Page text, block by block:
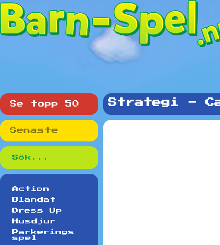
Se topp 50
Senaste
Action
Blandat
Dress Up
Husdjur
Parkerings
spel
Strategi -